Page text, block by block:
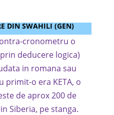
DIN SWAHILI (GEN)
cronometru o
deducere logica)
in romana sau
primit-o era KETA, o
de aprox 200 de
Siberia, pe stanga.